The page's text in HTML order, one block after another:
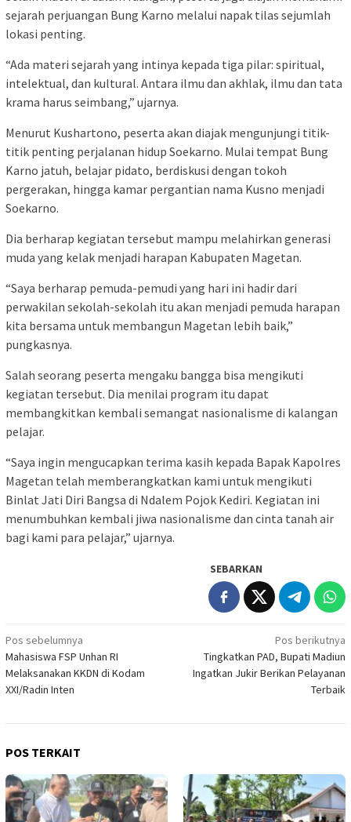
sejarah perjuangan Bung Karno melalui napak tilas sejumlah
lokasi penting.
“Ada materi sejarah yang intinya kepada tiga pilar: spiritual,
intelektual, dan kultural. Antara ilmu dan akhlak, ilmu dan tata
krama harus seimbang,” ujarnya.
Menurut Kushartono, peserta akan diajak mengunjungi titik-
titik penting perjalanan hidup Soekarno. Mulai tempat Bung
Karno jatuh, belajar pidato, berdiskusi dengan tokoh
pergerakan, hingga kamar pergantian nama Kusno menjadi
Soekarno.
Dia berharap kegiatan tersebut mampu melahirkan generasi
muda yang kelak menjadi harapan Kabupaten Magetan.
“Saya berharap pemuda-pemudi yang hari ini hadir dari
perwakilan sekolah-sekolah itu akan menjadi pemuda harapan
kita bersama untuk membangun Magetan lebih baik,”
pungkasnya.
Salah seorang peserta mengaku bangga bisa mengikuti
kegiatan tersebut. Dia menilai program itu dapat
membangkitkan kembali semangat nasionalisme di kalangan
pelajar.
“Saya ingin mengucapkan terima kasih kepada Bapak Kapolres
Magetan telah memberangkatkan kami untuk mengikuti
Binlat Jati Diri Bangsa di Ndalem Pojok Kediri. Kegiatan ini
menumbuhkan kembali jiwa nasionalisme dan cinta tanah air
bagi kami para pelajar,” ujarnya.
SEBARKAN
Navigasi
pos
Pos sebelumnya
Mahasiswa FSP Unhan RI
Melaksanakan KKDN di Kodam
XXI/Radin Inten
Pos berikutnya
Tingkatkan PAD, Bupati Madiun
Ingatkan Jukir Berikan Pelayanan
Terbaik
POS TERKAIT